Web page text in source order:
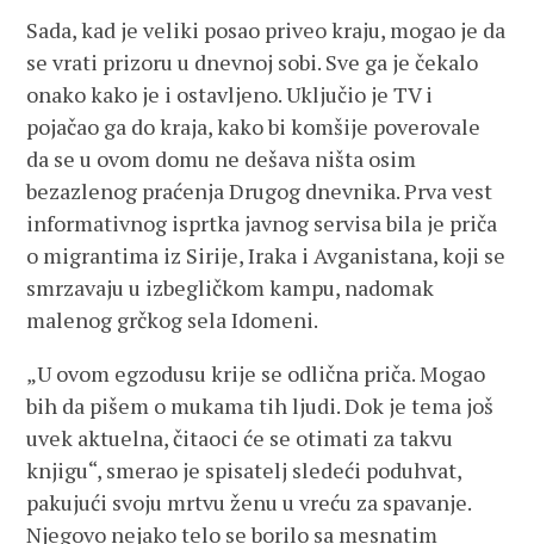
Sada, kad je veliki posao priveo kraju, mogao je da
se vrati prizoru u dnevnoj sobi. Sve ga je čekalo
onako kako je i ostavljeno. Uključio je TV i
pojačao ga do kraja, kako bi komšije poverovale
da se u ovom domu ne dešava ništa osim
bezazlenog praćenja Drugog dnevnika. Prva vest
informativnog isprtka javnog servisa bila je priča
o migrantima iz Sirije, Iraka i Avganistana, koji se
smrzavaju u izbegličkom kampu, nadomak
malenog grčkog sela Idomeni.
„U ovom egzodusu krije se odlična priča. Mogao
bih da pišem o mukama tih ljudi. Dok je tema još
uvek aktuelna, čitaoci će se otimati za takvu
knjigu“, smerao je spisatelj sledeći poduhvat,
pakujući svoju mrtvu ženu u vreću za spavanje.
Njegovo nejako telo se borilo sa mesnatim